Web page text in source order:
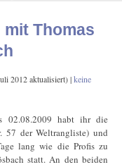
Thomas
2012aktualisiert) |keine
02.08.2009 habt ihr die
der Weltrangliste) und
lang wie die Profis zu
statt. An den beiden